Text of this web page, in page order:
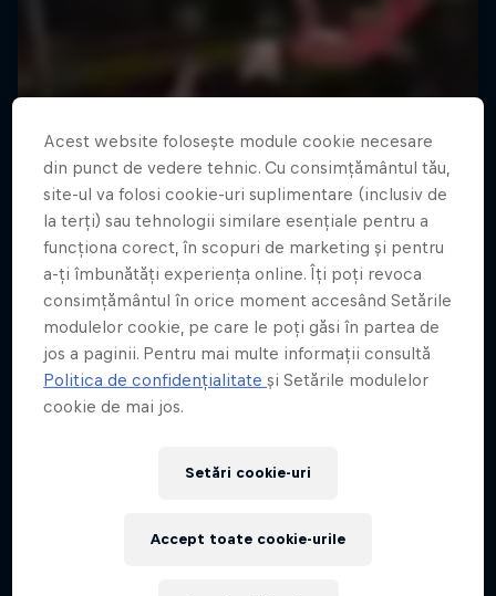
Acest website folosește module cookie necesare
din punct de vedere tehnic. Cu consimțământul tău,
site-ul va folosi cookie-uri suplimentare (inclusiv de
la terți) sau tehnologii similare esențiale pentru a
funcționa corect, în scopuri de marketing și pentru
a-ți îmbunătăți experiența online. Îți poți revoca
consimțământul în orice moment accesând Setările
modulelor cookie, pe care le poți găsi în partea de
jos a paginii. Pentru mai multe informații consultă
Politica de confidențialitateși Setările modulelor
cookie de mai jos.
Setări cookie-uri
Accept toate cookie-urile